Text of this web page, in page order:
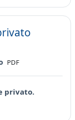
File
PDF
privato.